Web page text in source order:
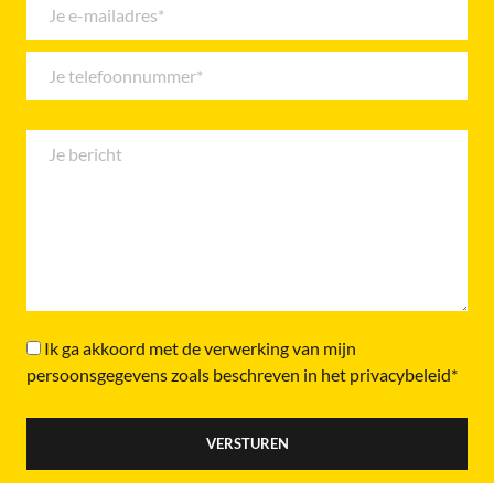
Ik ga akkoord met de verwerking van mijn
persoonsgegevens zoals beschreven in het privacybeleid*